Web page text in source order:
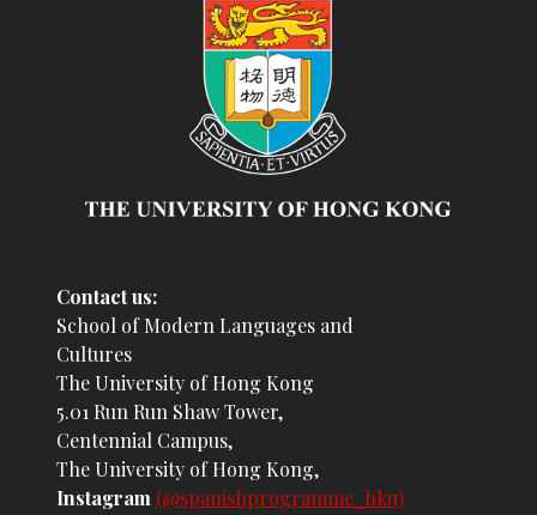
Contact us:
School of Modern Languages and
Cultures
The University of Hong Kong
5.01 Run Run Shaw Tower,
Centennial Campus,
The University of Hong Kong,
Instagram (@spanishprogramme_hku)